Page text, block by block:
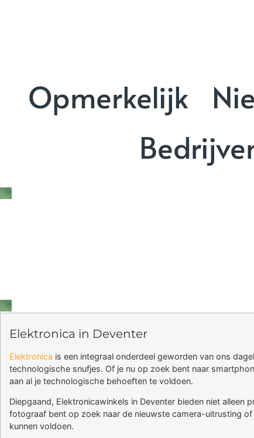
Opmerkelijk
Elektronica in Deventer
Elektronica is een integraal onderdeel geworden van ons
technologische snufjes. Of je nu op zoek bent naar
aan al je technologische behoeften te voldoen.
Diepgaand, Elektronicawinkels in Deventer bieden niet
fotograaf bent op zoek naar de nieuwste camera-uitrusting
kunnen voldoen.